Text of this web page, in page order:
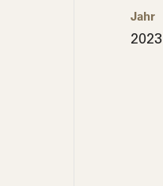
Jahr
2023